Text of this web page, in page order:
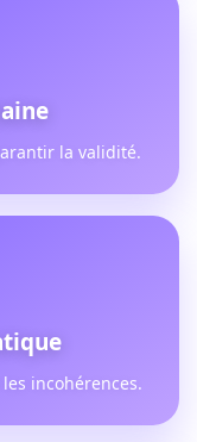
la validité.
incohérences.